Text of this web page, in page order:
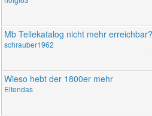
Mb Teilekatalog nicht mehr erreichbar?
schrauber1962
Wieso hebt der 1800er mehr
Eltendas